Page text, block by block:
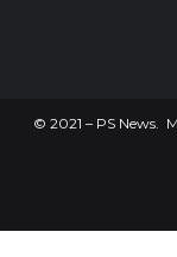
© 2021 – PS News.